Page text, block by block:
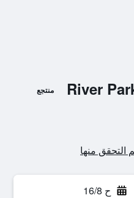
River منتجع
ح 16/8